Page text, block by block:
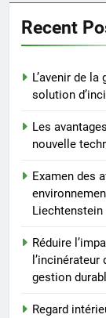
Recent
L’avenir de
solution
Les
nouvelle
Examen des
Liechtenstein
Réduire
gestion
Regard